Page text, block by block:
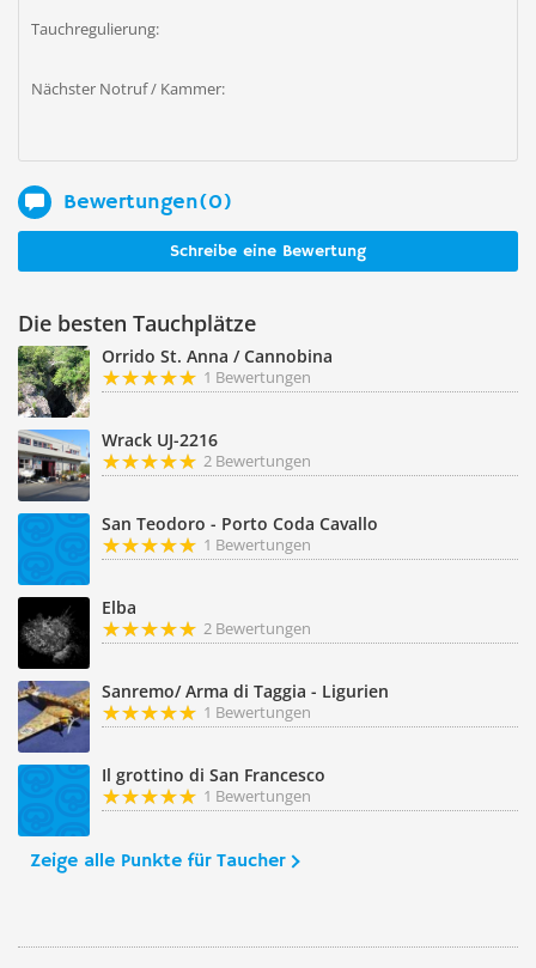
Tauchregulierung:
Nächster Notruf / Kammer:
Bewertungen(0)
Schreibe eine Bewertung
Die besten Tauchplätze
Orrido St. Anna / Cannobina
1 Bewertungen
Wrack UJ-2216
2 Bewertungen
San Teodoro - Porto Coda Cavallo
1 Bewertungen
Elba
2 Bewertungen
Sanremo/ Arma di Taggia - Ligurien
1 Bewertungen
Il grottino di San Francesco
1 Bewertungen
Zeige alle Punkte für Taucher